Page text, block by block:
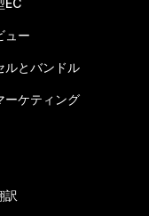
EC
ュー
ルとバンドル
ーケティング
訳